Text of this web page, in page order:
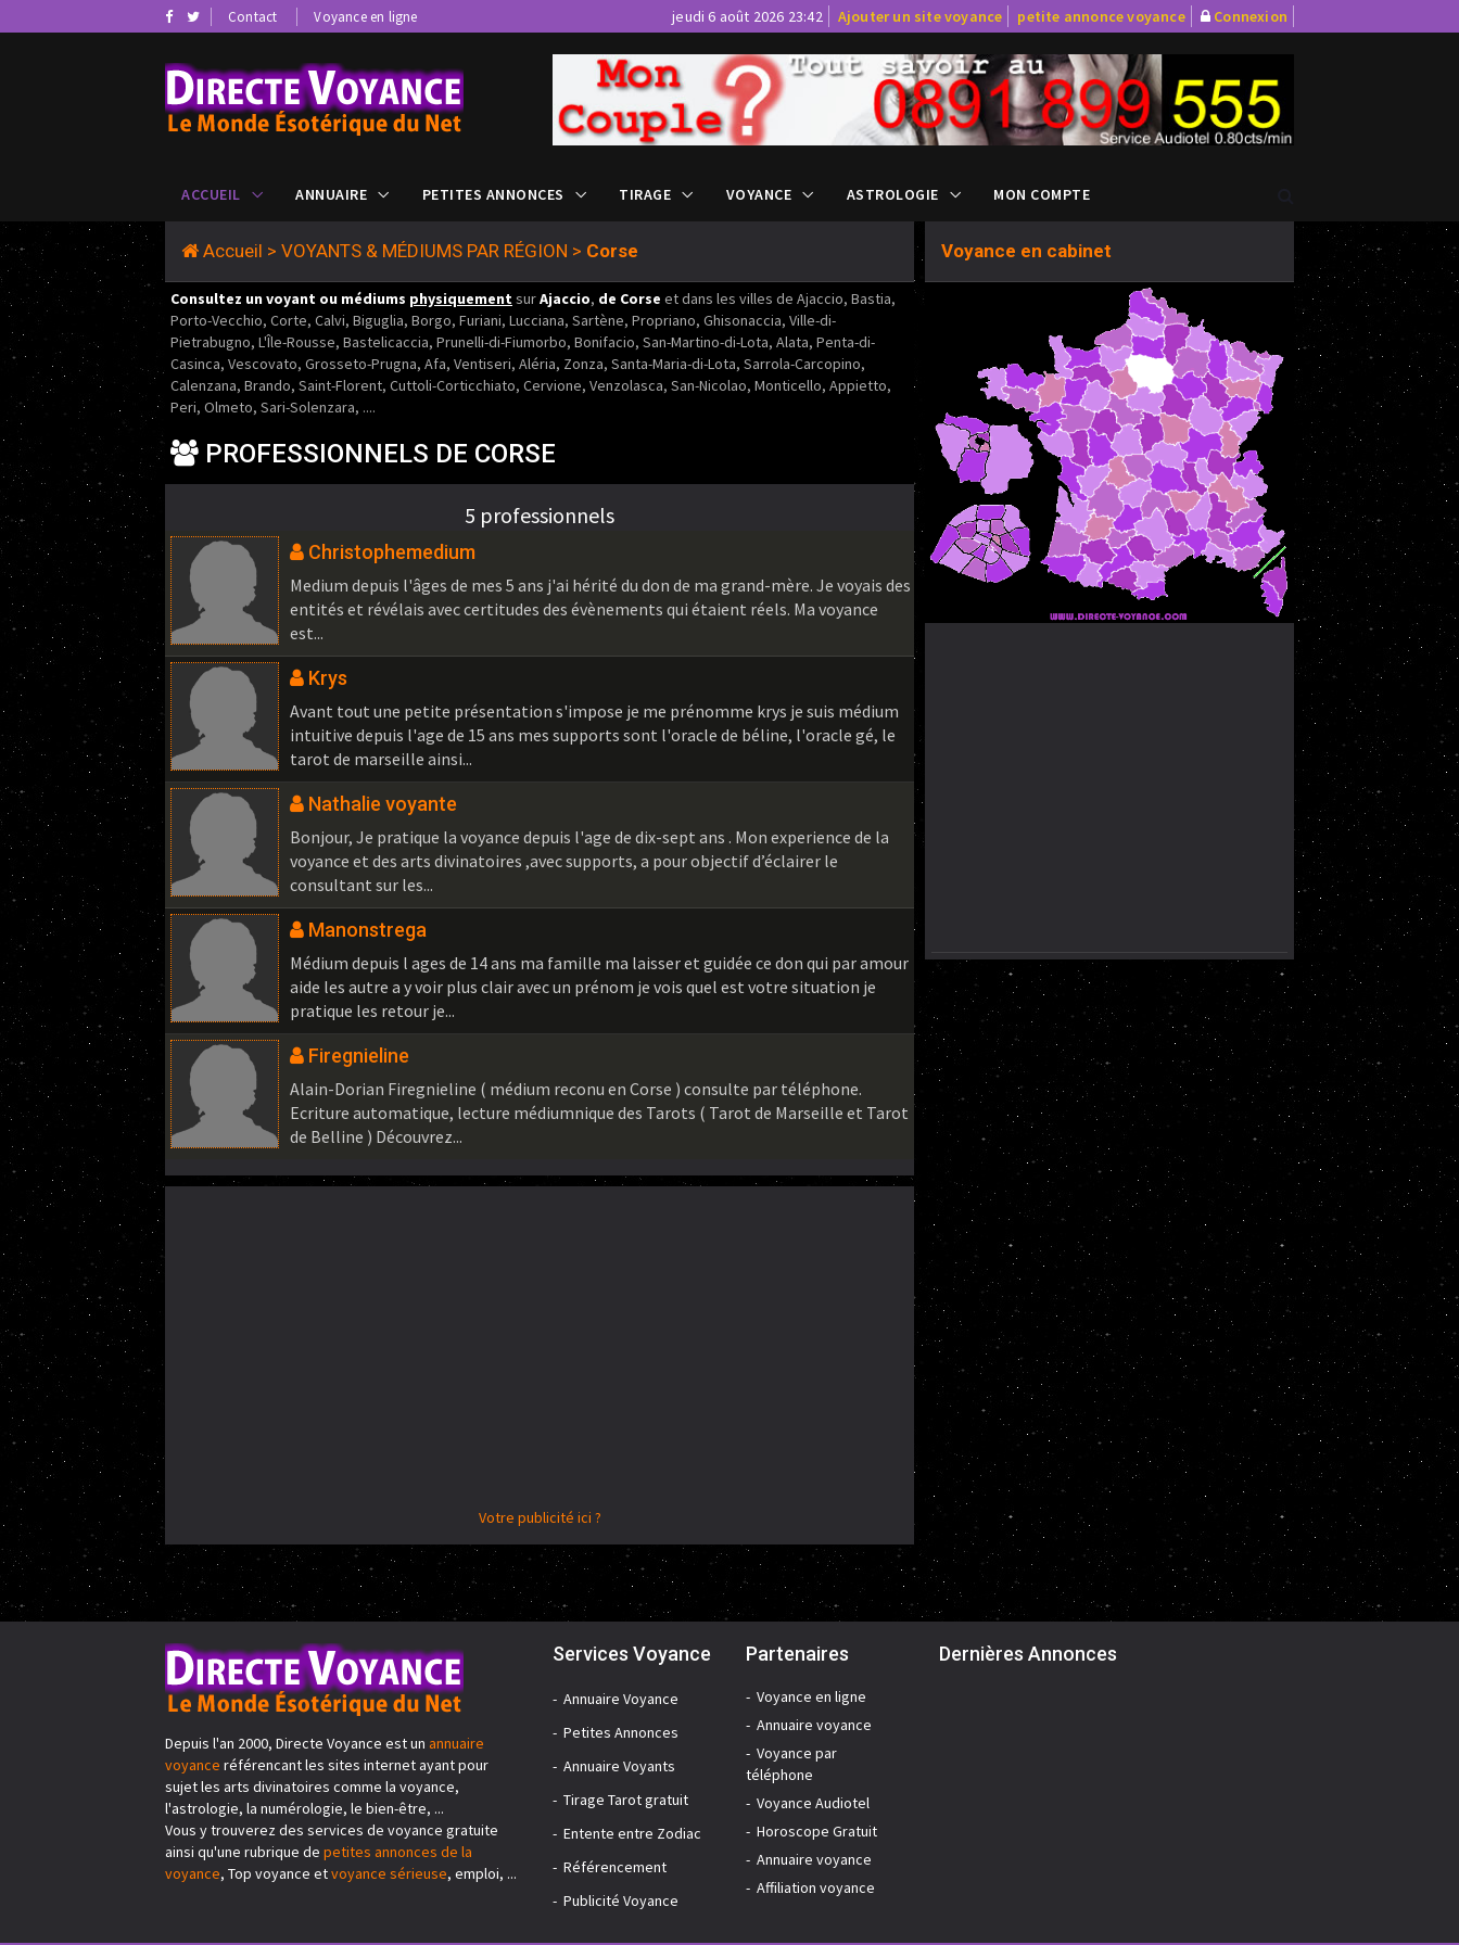
Contact Voyance en ligne jeudi 6 août 2026 23:42 Ajouter un site voyance petite annonce voyance Connexion
ACCUEIL ANNUAIRE PETITES ANNONCES TIRAGE VOYANCE ASTROLOGIE MON COMPTE
Accueil > VOYANTS & MÉDIUMS PAR RÉGION > Corse
Consultez un voyant ou médiums physiquementsurAjaccio, de Corse et dans les villes de Ajaccio, Bastia,
Porto-Vecchio, Corte, Calvi, Biguglia, Borgo, Furiani, Lucciana, Sartène, Propriano, Ghisonaccia, Ville-di-
Pietrabugno, L'Île-Rousse, Bastelicaccia, Prunelli-di-Fiumorbo, Bonifacio, San-Martino-di-Lota, Alata, Penta-di-
Casinca, Vescovato, Grosseto-Prugna, Afa, Ventiseri, Aléria, Zonza, Santa-Maria-di-Lota, Sarrola-Carcopino,
Calenzana, Brando, Saint-Florent, Cuttoli-Corticchiato, Cervione, Venzolasca, San-Nicolao, Monticello, Appietto,
Peri, Olmeto, Sari-Solenzara, ....
PROFESSIONNELS DE CORSE
5 professionnels
Christophemedium
Medium depuis l'âges de mes 5 ans j'ai hérité du don de ma grand-mère. Je voyais des
entités et révélais avec certitudes des évènements qui étaient réels. Ma voyance
est...
Krys
Avant tout une petite présentation s'impose je me prénomme krys je suis médium
intuitive depuis l'age de 15 ans mes supports sont l'oracle de béline, l'oracle gé, le
tarot de marseille ainsi...
Nathalie voyante
Bonjour, Je pratique la voyance depuis l'age de dix-sept ans . Mon experience de la
voyance et des arts divinatoires ,avec supports, a pour objectif d’éclairer le
consultant sur les...
Manonstrega
Médium depuis l ages de 14 ans ma famille ma laisser et guidée ce don qui par amour
aide les autre a y voir plus clair avec un prénom je vois quel est votre situation je
pratique les retour je...
Firegnieline
Alain-Dorian Firegnieline ( médium reconu en Corse ) consulte par téléphone.
Ecriture automatique, lecture médiumnique des Tarots ( Tarot de Marseille et Tarot
de Belline ) Découvrez...
Votre publicité ici ?
Voyance en cabinet
Depuis l'an 2000, Directe Voyance est un annuaire
voyance référencant les sites internet ayant pour
sujet les arts divinatoires comme la voyance,
l'astrologie, la numérologie, le bien-être, ...
Vous y trouverez des services de voyance gratuite
ainsi qu'une rubrique de petites annonces de la
voyance, Top voyance etvoyance sérieuse, emploi, ...
Services Voyance
Annuaire Voyance
Petites Annonces
Annuaire Voyants
Tirage Tarot gratuit
Entente entre Zodiac
Référencement
Publicité Voyance
Partenaires
Voyance en ligne
Annuaire voyance
Voyance par
téléphone
Voyance Audiotel
Horoscope Gratuit
Annuaire voyance
Affiliation voyance
Dernières Annonces